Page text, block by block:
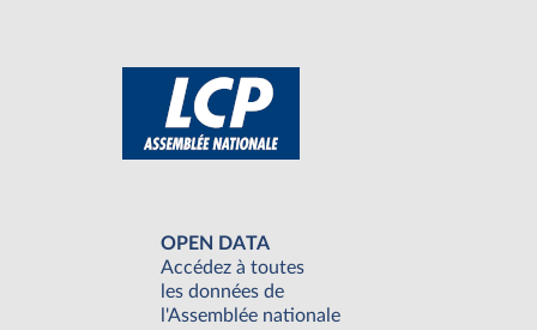
OPEN DATA
Accédez à toutes
les données de
l'Assemblée nationale